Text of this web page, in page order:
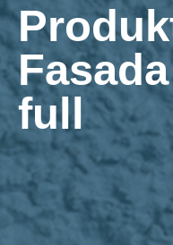
Fasada
full